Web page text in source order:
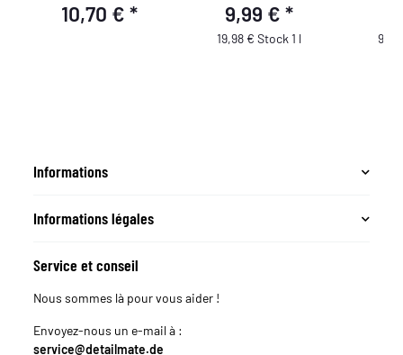
360 Degrés, Système
10,70 €* 9,99 € *
19,98 € Stock 1 l
Informations
Informations légales
Service et conseil
Nous sommes là pour vous aider !
Envoyez-nous un e-mail à :
service@detailmate.de